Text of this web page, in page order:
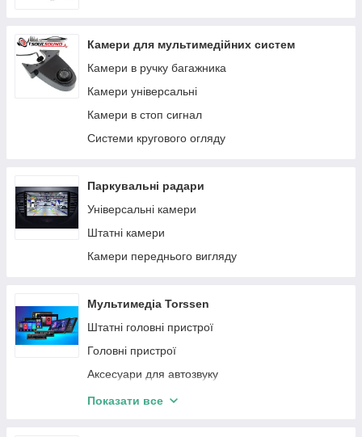
INFINITI
Land Rover
Honda
Bentley
BMW
Камери для мультимедійних систем
Камери в ручку багажника
Камери універсальні
Камери в стоп сигнал
Системи кругового огляду
Паркувальні радари
Універсальні камери
Штатні камери
Камери переднього вигляду
Мультимедіа Torssen
Штатні головні пристрої
Головні пристрої
Аксесуари для автозвуку
Датчики тиску в шинах
Показати все